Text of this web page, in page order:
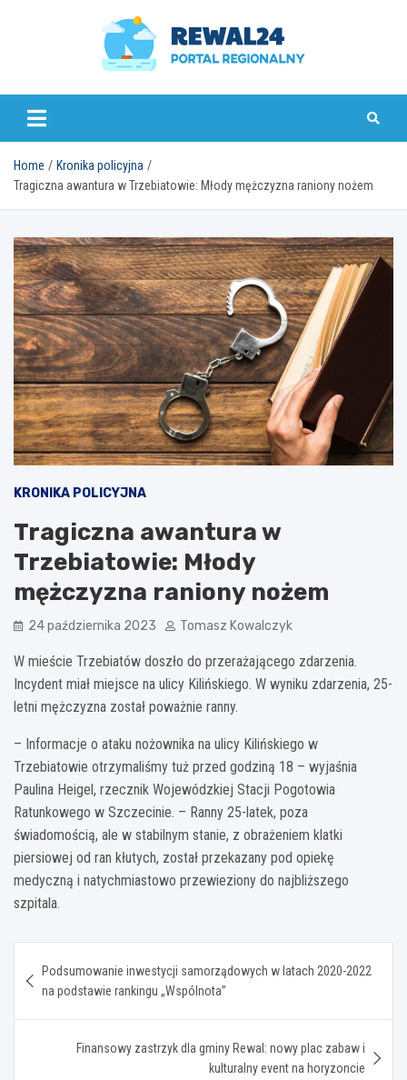
rewal24.pl
Home
Kronika policyjna
Tragiczna awantura w Trzebiatowie: Młody mężczyzna raniony nożem
KRONIKA POLICYJNA
Tragiczna awantura w
Trzebiatowie: Młody
mężczyzna raniony nożem
24 października 2023 Tomasz Kowalczyk
W mieście Trzebiatów doszło do przerażającego zdarzenia.
Incydent miał miejsce na ulicy Kilińskiego. W wyniku zdarzenia, 25-
letni mężczyzna został poważnie ranny.
– Informacje o ataku nożownika na ulicy Kilińskiego w
Trzebiatowie otrzymaliśmy tuż przed godziną 18 – wyjaśnia
Paulina Heigel, rzecznik Wojewódzkiej Stacji Pogotowia
Ratunkowego w Szczecinie. – Ranny 25-latek, poza
świadomością, ale w stabilnym stanie, z obrażeniem klatki
piersiowej od ran kłutych, został przekazany pod opiekę
medyczną i natychmiastowo przewieziony do najbliższego
szpitala.
wpisu
Podsumowanie inwestycji samorządowych w latach 2020-2022
na podstawie rankingu „Wspólnota”
Finansowy zastrzyk dla gminy Rewal: nowy plac zabaw i
kulturalny event na horyzoncie